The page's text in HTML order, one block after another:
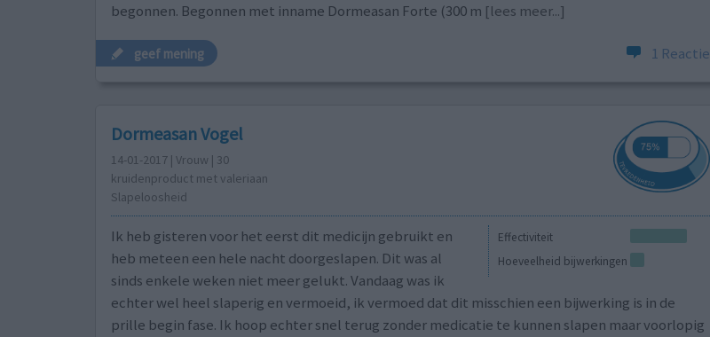
begonnen. Begonnen met inname Dormeasan Forte (300 m [lees meer...]
geef mening 1 Reactie
Dormeasan Vogel
14-01-2017 | Vrouw | 30
kruidenproduct met valeriaan
Slapeloosheid
Effectiviteit
Hoeveelheid bijwerkingen
Ik heb gisteren voor het eerst dit medicijn gebruikt en
heb meteen een hele nacht doorgeslapen. Dit was al
sinds enkele weken niet meer gelukt. Vandaag was ik
echter wel heel slaperig en vermoeid, ik vermoed dat dit misschien een bijwerking is in de
prille begin fase. Ik hoop echter snel terug zonder medicatie te kunnen slapen maar voorlopig